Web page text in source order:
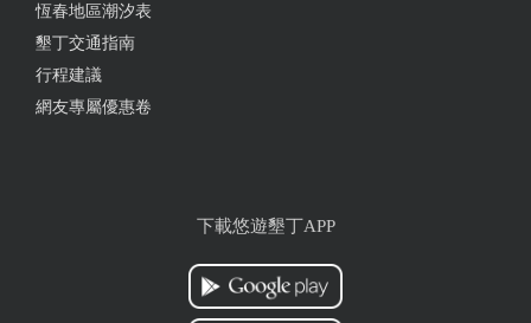
恆春地區潮汐表
墾丁交通指南
行程建議
網友專屬優惠卷
下載悠遊墾丁APP